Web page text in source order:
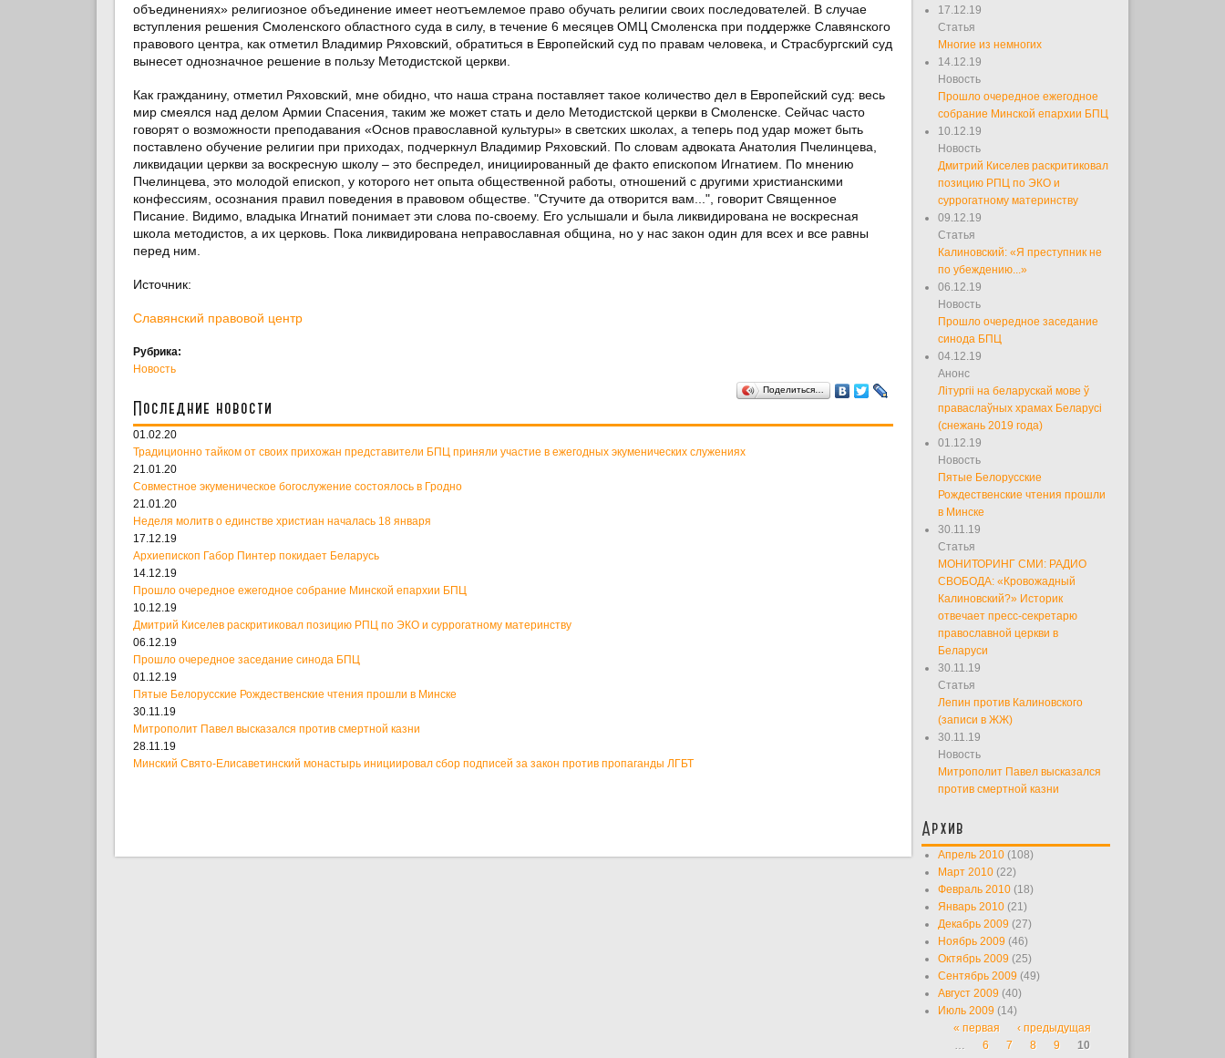
объединениях» религиозное объединение имеет неотъемлемое право обучать религии своих последователей. В случае
вступления решения Смоленского областного суда в силу, в течение 6 месяцев ОМЦ Смоленска при поддержке Славянского
правового центра, как отметил Владимир Ряховский, обратиться в Европейский суд по правам человека, и Страсбургский суд
вынесет однозначное решение в пользу Методистской церкви.
Как гражданину, отметил Ряховский, мне обидно, что наша страна поставляет такое количество дел в Европейский суд: весь
мир смеялся над делом Армии Спасения, таким же может стать и дело Методистской церкви в Смоленске. Сейчас часто
говорят о возможности преподавания «Основ православной культуры» в светских школах, а теперь под удар может быть
поставлено обучение религии при приходах, подчеркнул Владимир Ряховский. По словам адвоката Анатолия Пчелинцева,
ликвидации церкви за воскресную школу – это беспредел, инициированный де факто епископом Игнатием. По мнению
Пчелинцева, это молодой епископ, у которого нет опыта общественной работы, отношений с другими христианскими
конфессиям, осознания правил поведения в правовом обществе. "Стучите да отворится вам...", говорит Священное
Писание. Видимо, владыка Игнатий понимает эти слова по-своему. Его услышали и была ликвидирована не воскресная
школа методистов, а их церковь. Пока ликвидирована неправославная община, но у нас закон один для всех и все равны
перед ним.
Источник:
Славянский правовой центр
Рубрика:
Новость
Поделиться…
Последние новости
01.02.20
Традиционно тайком от своих прихожан представители БПЦ приняли участие в ежегодных экуменических служениях
21.01.20
Совместное экуменическое богослужение состоялось в Гродно
21.01.20
Неделя молитв о единстве христиан началась 18 января
17.12.19
Архиепископ Габор Пинтер покидает Беларусь
14.12.19
Прошло очередное ежегодное собрание Минской епархии БПЦ
10.12.19
Дмитрий Киселев раскритиковал позицию РПЦ по ЭКО и суррогатному материнству
06.12.19
Прошло очередное заседание синода БПЦ
01.12.19
Пятые Белорусские Рождественские чтения прошли в Минске
30.11.19
Митрополит Павел высказался против смертной казни
28.11.19
Минский Свято-Елисаветинский монастырь инициировал сбор подписей за закон против пропаганды ЛГБТ
17.12.19
Статья
Многие из немногих
14.12.19
Новость
Прошло очередное ежегодное
собрание Минской епархии БПЦ
10.12.19
Новость
Дмитрий Киселев раскритиковал
позицию РПЦ по ЭКО и
суррогатному материнству
09.12.19
Статья
Калиновский: «Я преступник не
по убеждению...»
06.12.19
Новость
Прошло очередное заседание
синода БПЦ
04.12.19
Анонс
Літургіі на беларускай мове ў
праваслаўных храмах Беларусі
(снежань 2019 года)
01.12.19
Новость
Пятые Белорусские
Рождественские чтения прошли
в Минске
30.11.19
Статья
МОНИТОРИНГ СМИ: РАДИО
СВОБОДА: «Кровожадный
Калиновский?» Историк
отвечает пресс-секретарю
православной церкви в
Беларуси
30.11.19
Статья
Лепин против Калиновского
(записи в ЖЖ)
30.11.19
Новость
Митрополит Павел высказался
против смертной казни
Архив
Апрель 2010 (108)
Март 2010 (22)
Февраль 2010 (18)
Январь 2010 (21)
Декабрь 2009 (27)
Ноябрь 2009 (46)
Октябрь 2009 (25)
Сентябрь 2009 (49)
Август 2009 (40)
Июль 2009 (14)
Страницы
« первая
‹ предыдущая
…
6 7 8 9
10